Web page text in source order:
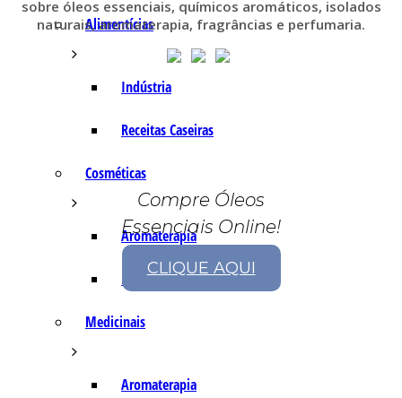
Alimentícias
Indústria
Receitas Caseiras
Cosméticas
Aromaterapia
Fórmulas Caseiras
Medicinais
Aromaterapia
sobre óleos essenciais, químicos aromáticos, isolados
naturais, aromaterapia, fragrâncias e perfumaria.
Compre Óleos
Essenciais Online!
CLIQUE AQUI